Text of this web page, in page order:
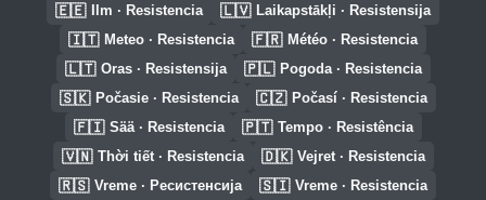
🇪🇪 Ilm · Resistencia 🇱🇻 Laikapstākļi · Resistensija
🇮🇹 Meteo · Resistencia 🇫🇷 Météo · Resistencia
🇱🇹 Oras · Resistensija 🇵🇱 Pogoda · Resistencia
🇸🇰 Počasie · Resistencia 🇨🇿 Počasí · Resistencia
🇫🇮 Sää · Resistencia 🇵🇹 Tempo · Resistência
🇻🇳 Thời tiết · Resistencia 🇩🇰 Vejret · Resistencia
🇷🇸 Vreme · Ресистенсија 🇸🇮 Vreme · Resistencia